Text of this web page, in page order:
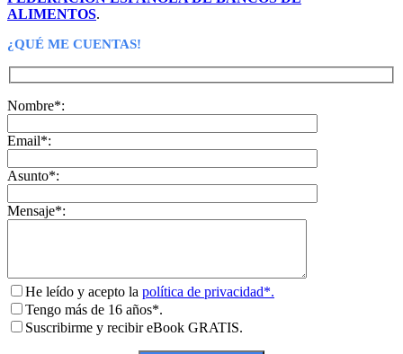
ALIMENTOS.
¿QUÉ ME CUENTAS!
Nombre*:
Email*:
Asunto*:
Mensaje*:
He leído y acepto la política de privacidad*.
Tengo más de 16 años*.
Suscribirme y recibir eBook GRATIS.